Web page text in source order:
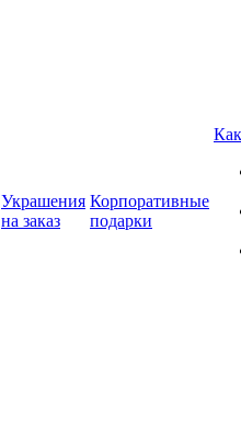
Украшения
на заказ
Корпоративные
подарки